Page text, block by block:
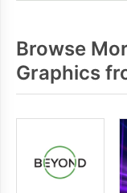
Browse
Graphics